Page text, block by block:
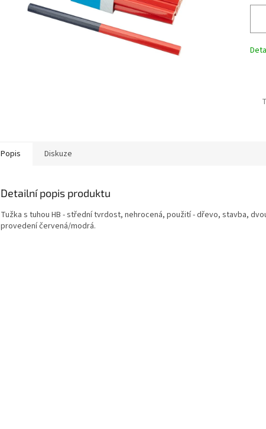
Popis Diskuze
Detailní popis produktu
Tužka s tuhou HB - střední tvrdost, nehrocená, použití - dřevo, stavba,
provedení červená/modrá.